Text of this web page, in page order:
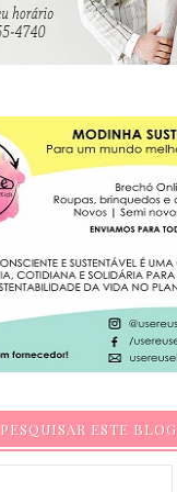
PESQUISAR ESTE BLOG